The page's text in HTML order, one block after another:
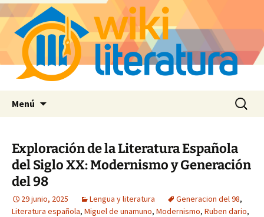
Menú Buscar:
Exploración de la Literatura Española
del Siglo XX: Modernismo y Generación
del 98
29 junio, 2025 Lengua y literatura Generacion del 98,
Literatura española, Miguel de unamuno, Modernismo, Ruben dario,